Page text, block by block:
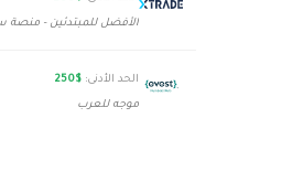
الأفضل للمبتدئين - منصة
الحد الأدنى: $250
موجه للعرب